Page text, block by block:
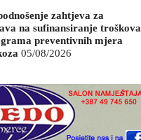
zahtjeva za
na sufinansiranje troškova
preventivnih mjera
05/08/2026